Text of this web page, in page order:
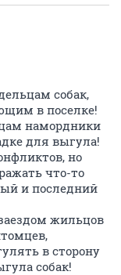
собак,
в поселке!
намордники
для выгула!
но
что-то
и последний
жильцов
в сторону
собак!